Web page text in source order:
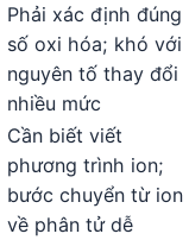
Phải xác định đúng
số oxi hóa; khó với
nguyên tố thay đổi
nhiều mức
Cần biết viết
phương trình ion;
bước chuyển từ ion
về phân tử dễ